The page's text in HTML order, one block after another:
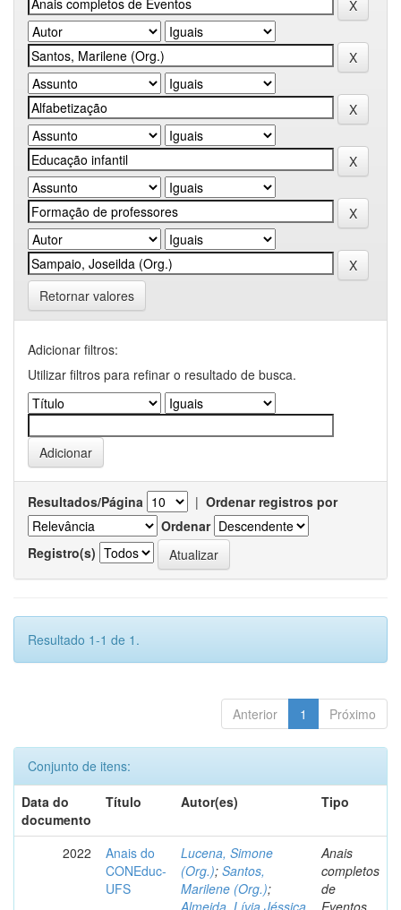
Retornar valores
Adicionar filtros:
Utilizar filtros para refinar o resultado de busca.
Resultados/Página | Ordenar registros por
Ordenar
Registro(s)
Resultado 1-1 de 1.
Anterior 1 Próximo
Conjunto de itens:
Data do
documento
Título Autor(es) Tipo
2022
Anais do
CONEduc-
UFS
Lucena, Simone
(Org.); Santos,
Marilene (Org.);
Almeida, Lívia Jéssica
Anais
completos
de
Eventos